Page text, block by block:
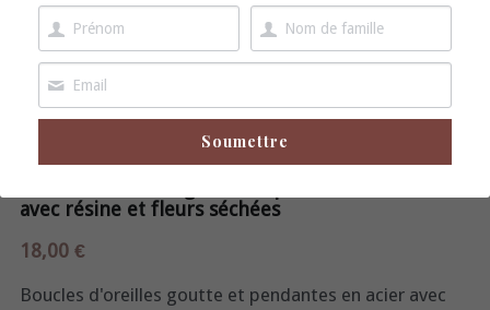
boucles d'oreille
avec résine et fleurs séchées
18,00 €
Boucles d'oreilles goutte et pendantes en acier avec
Soumettre